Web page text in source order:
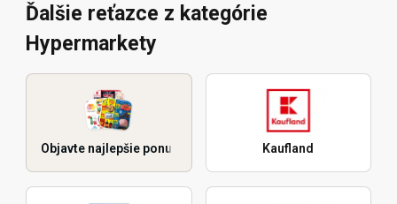
Ďalšie reťazce z kategórie
Hypermarkety
Objavte najlepšie ponuky Kaufland